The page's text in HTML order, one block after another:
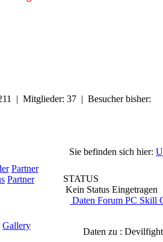
| Mitglieder: 37 | Besucher bisher:
Partner
Partner
Gallery
Sie befinden sich hier:
STATUS
Kein Status Eingetragen
Daten Forum PC Skill
Daten zu :